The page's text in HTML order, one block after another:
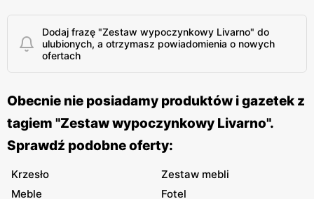
Dodaj frazę "Zestaw wypoczynkowy Livarno" do
ulubionych, a otrzymasz powiadomienia o nowych
ofertach
Obecnie nie posiadamy produktów i gazetek z
tagiem "Zestaw wypoczynkowy Livarno".
Sprawdź podobne oferty:
Krzesło
Zestaw mebli
Meble
Fotel